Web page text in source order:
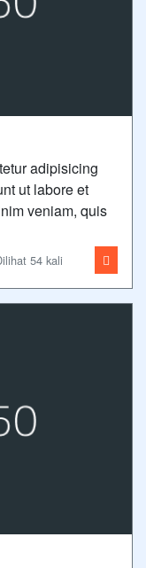
adipisicing
ut labore et
veniam, quis
54 kali